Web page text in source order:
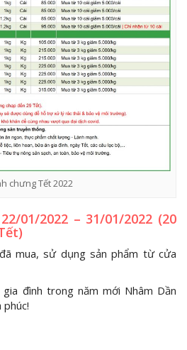
chưng Tết 2022
01/2022 – 31/01/2022 (20
mua, sử dụng sản phẩm từ cửa
gia đình trong năm mới Nhâm Dần
phúc!